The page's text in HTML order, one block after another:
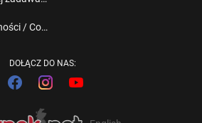
Polityka prywatności / Cookies
DOŁĄCZ DO NAS: